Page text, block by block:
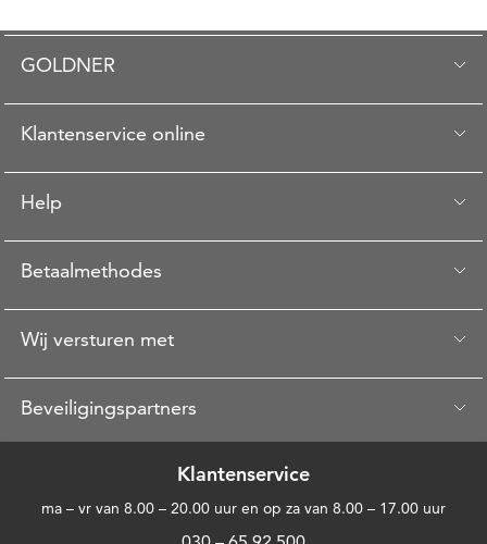
GOLDNER
Klantenservice online
Help
Betaalmethodes
Wij versturen met
Beveiligingspartners
Klantenservice
ma – vr van 8.00 – 20.00 uur en op za van 8.00 – 17.00 uur